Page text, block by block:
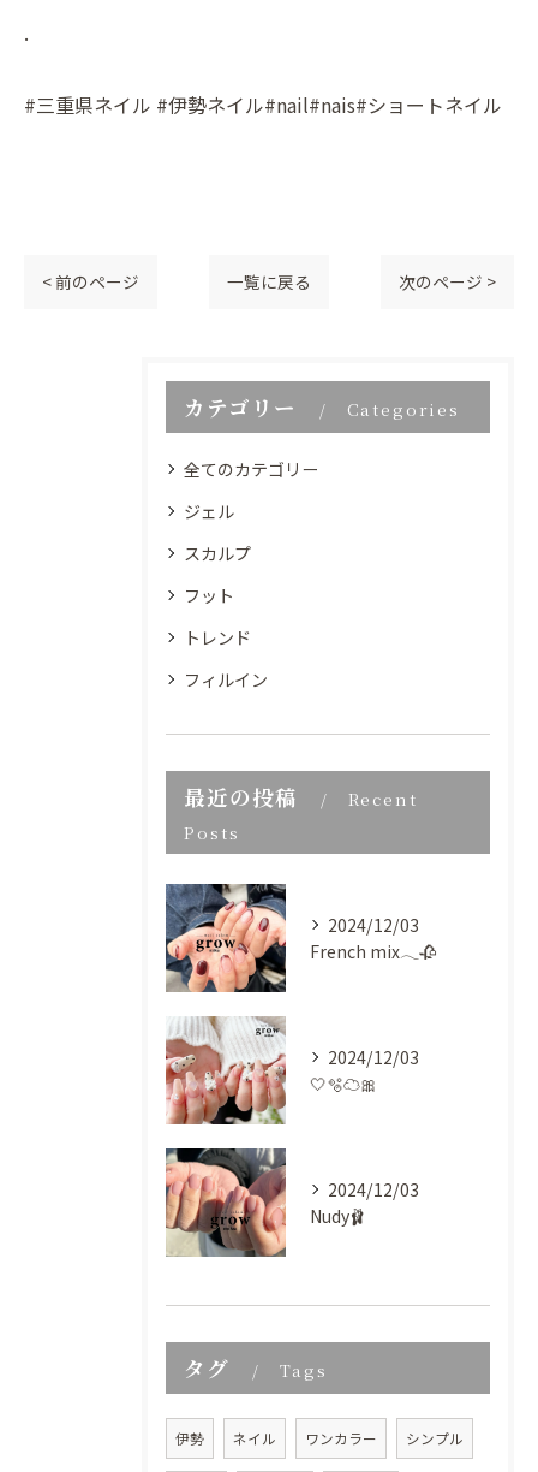
.
#三重県ネイル #伊勢ネイル#nail#nais#ショートネイル
< 前のページ 一覧に戻る 次のページ >
カテゴリー Categories
全てのカテゴリー
ジェル
スカルプ
フット
トレンド
フィルイン
最近の投稿
Recent
Posts
2024/12/03
French mix𓂃🥀
2024/12/03
🤍🫧‪☁️🎀
2024/12/03
Nudy🩰
タグ Tags
伊勢 ネイル ワンカラー シンプル